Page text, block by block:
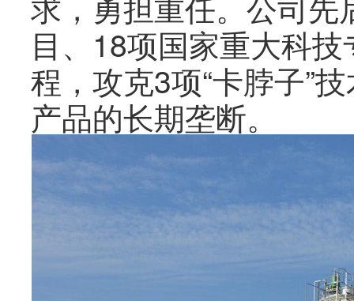
目、18项国家重大科
程，攻克3项“卡脖子”
产品的长期垄断。